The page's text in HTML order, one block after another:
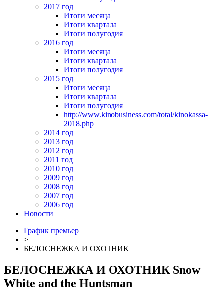
2017 год
Итоги месяца
Итоги квартала
Итоги полугодия
2016 год
Итоги месяца
Итоги квартала
Итоги полугодия
2015 год
Итоги месяца
Итоги квартала
Итоги полугодия
http://www.kinobusiness.com/total/kinokassa-
2018.php
2014 год
2013 год
2012 год
2011 год
2010 год
2009 год
2008 год
2007 год
2006 год
Новости
График премьер
>
БЕЛОСНЕЖКА И ОХОТНИК
БЕЛОСНЕЖКА И ОХОТНИК Snow
White and the Huntsman